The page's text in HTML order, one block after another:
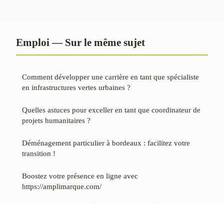
Emploi — Sur le même sujet
Comment développer une carrière en tant que spécialiste
en infrastructures vertes urbaines ?
Quelles astuces pour exceller en tant que coordinateur de
projets humanitaires ?
Déménagement particulier à bordeaux : facilitez votre
transition !
Boostez votre présence en ligne avec
https://amplimarque.com/